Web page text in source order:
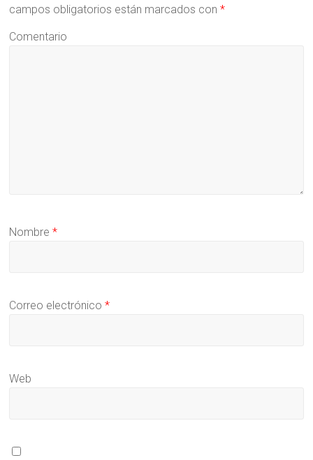
campos obligatorios están marcados con*
Comentario
Nombre*
Correo electrónico*
Web